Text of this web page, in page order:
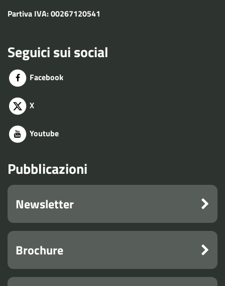
Partiva IVA: 00267120541
Seguici sui social
Facebook
X
Youtube
Pubblicazioni
Newsletter
Brochure